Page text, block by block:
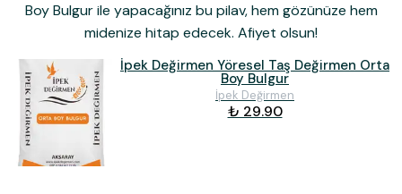
Boy Bulgurile yapacağınız bu pilav, hem gözünüze hem
midenize hitap edecek. Afiyet olsun!
İpek Değirmen Yöresel Taş Değirmen Orta
Boy Bulgur
İpek Değirmen
₺ 29.90